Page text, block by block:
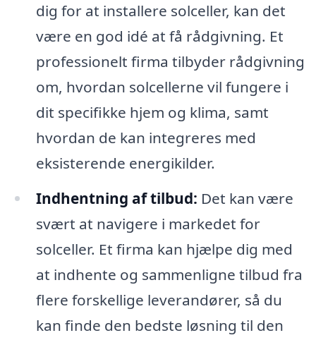
dig for at installere solceller, kan det
være en god idé at få rådgivning. Et
professionelt firma tilbyder rådgivning
om, hvordan solcellerne vil fungere i
dit specifikke hjem og klima, samt
hvordan de kan integreres med
eksisterende energikilder.
Indhentning af tilbud: Det kan være
svært at navigere i markedet for
solceller. Et firma kan hjælpe dig med
at indhente og sammenligne tilbud fra
flere forskellige leverandører, så du
kan finde den bedste løsning til den